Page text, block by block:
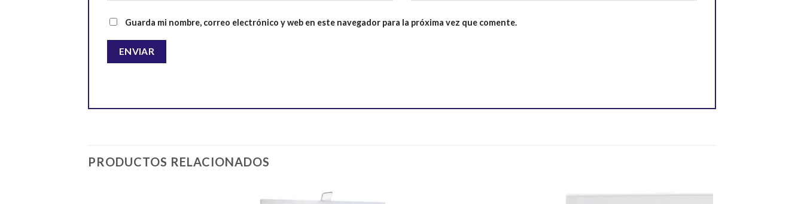
Guarda mi nombre, correo electrónico y web en este navegador para la próxima vez que comente.
PRODUCTOS RELACIONADOS